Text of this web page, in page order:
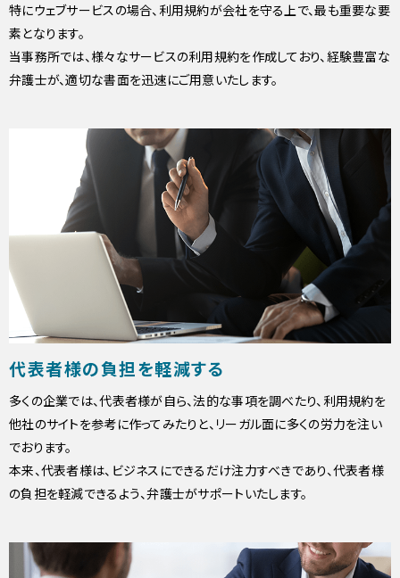
特にウェブサービスの場合、利用規約が会社を守る上で、最も重要な要
素となります。
当事務所では、様々なサービスの利用規約を作成しており、経験豊富な
弁護士が、適切な書面を迅速にご用意いたします。
代表者様の負担を軽減する
多くの企業では、代表者様が自ら、法的な事項を調べたり、利用規約を
他社のサイトを参考に作ってみたりと、リーガル面に多くの労力を注い
でおります。
本来、代表者様は、ビジネスにできるだけ注力すべきであり、代表者様
の負担を軽減できるよう、弁護士がサポートいたします。